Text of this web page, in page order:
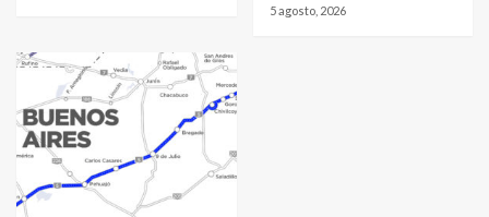
5 agosto, 2026